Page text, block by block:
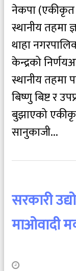
नेकपा
स्थानीय तहमा
थाहा
केन्द्रको
स्थानीय तहमा
बिष्णु बिष्ट र
बुझाएको
सानुकाजी...
सरकारी
माओवादी